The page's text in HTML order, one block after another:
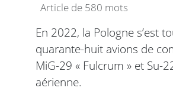
Article de 580 mots
En 2022, la Pologne s’est
quarante-huit avions de
MiG-29 « Fulcrum » et Su-
aérienne.